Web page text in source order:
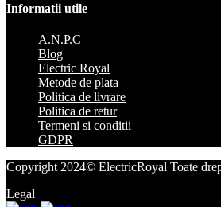
Informatii utile
A.N.P.C
Blog
Electric Royal
Metode de plata
Politica de livrare
Politica de retur
Termeni si conditii
GDPR
Copyright 2024© ElectricRoyal Toate
Legal